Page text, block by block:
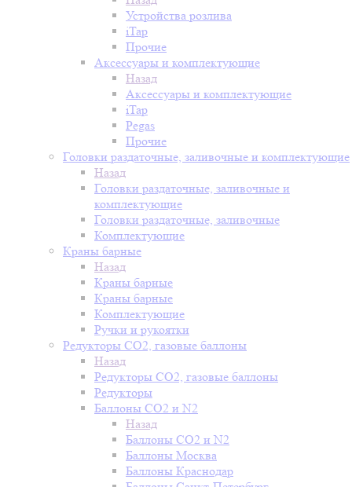
Устройства розлива
iTap
Прочие
Аксессуары и комплектующие
Назад
Аксессуары и комплектующие
iTap
Pegas
Прочие
Головки раздаточные, заливочные и комплектующие
Назад
Головки раздаточные, заливочные и
комплектующие
Головки раздаточные, заливочные
Комплектующие
Краны барные
Назад
Краны барные
Краны барные
Комплектующие
Ручки и рукоятки
Редукторы СО2, газовые баллоны
Назад
Редукторы СО2, газовые баллоны
Редукторы
Баллоны СО2 и N2
Назад
Баллоны СО2 и N2
Баллоны Москва
Баллоны Краснодар